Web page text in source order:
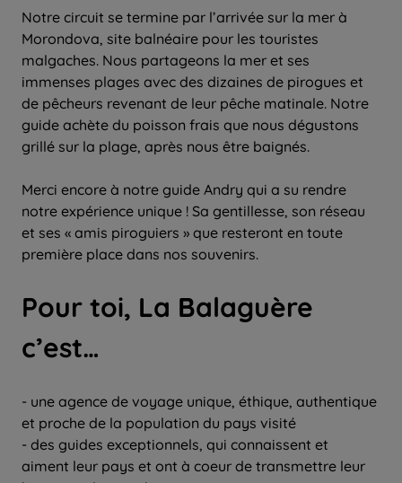
Notre circuit se termine par l’arrivée sur la mer à
Morondova, site balnéaire pour les touristes
malgaches. Nous partageons la mer et ses
immenses plages avec des dizaines de pirogues et
de pêcheurs revenant de leur pêche matinale. Notre
guide achète du poisson frais que nous dégustons
grillé sur la plage, après nous être baignés.
Merci encore à notre guide Andry qui a su rendre
notre expérience unique ! Sa gentillesse, son réseau
et ses « amis piroguiers » que resteront en toute
première place dans nos souvenirs.
Pour toi, La Balaguère
c’est…
- une agence de voyage unique, éthique, authentique
et proche de la population du pays visité
- des guides exceptionnels, qui connaissent et
aiment leur pays et ont à coeur de transmettre leur